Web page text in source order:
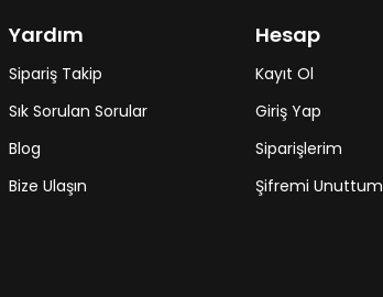
Yardım
Sipariş Takip
Sık Sorulan Sorular
Blog
Bize Ulaşın
Hesap
Kayıt Ol
Giriş Yap
Siparişlerim
Şifremi Unuttum